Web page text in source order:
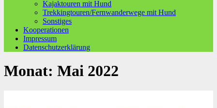
Kajaktouren mit Hund
Trekkingtouren/Fernwanderwege mit Hund
Sonstiges
Kooperationen
Impressum
Datenschutzerklärung
Monat: Mai 2022